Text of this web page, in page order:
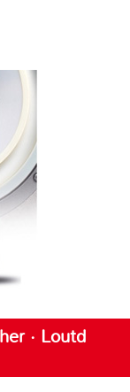
· Loutd